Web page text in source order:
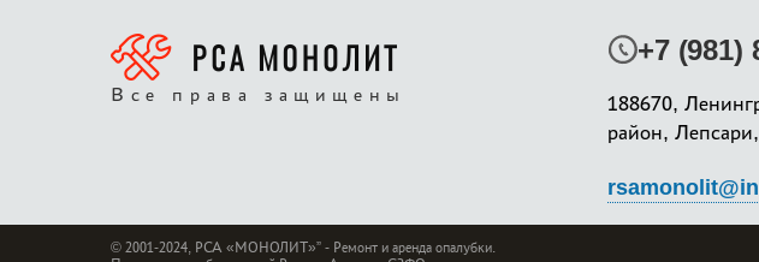
Все права защищены
+7 (981)
188670,
район,
© 2001-2024, РСА «МОНОЛИТ»” - Ремонт и аренда опалубки.